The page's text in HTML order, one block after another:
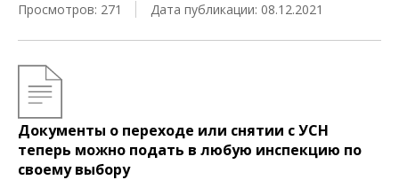
Просмотров: 271
Дата публикации: 08.12.2021
Документы о переходе или снятии с УСН
теперь можно подать в любую инспекцию по
своему выбору